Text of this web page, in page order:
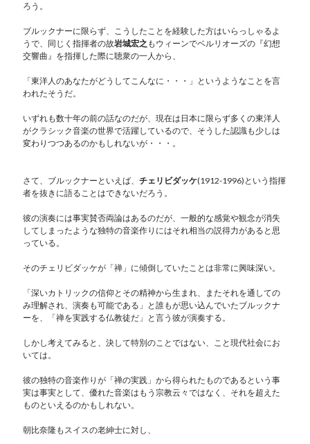
ろう。
ブルックナーに限らず、こうしたことを経験した方はいらっしゃるよ
うで、同じく指揮者の故岩城宏之 もウィーンでベルリオーズの『幻想
交響曲』を指揮した際に聴衆の一人から、
「東洋人のあなたがどうしてこんなに・・・」というようなことを言
われたそうだ。
いずれも数十年の前の話なのだが、現在は日本に限らず多くの東洋人
がクラシック音楽の世界で活躍しているので、そうした認識も少しは
変わりつつあるのかもしれないが・・・。
さて、ブルックナーといえば、チェリビダッケ(1912-1996)という指揮
者を抜きに語ることはできないだろう。
彼の演奏には事実賛否両論はあるのだが、一般的な感覚や観念が消失
してしまったような独特の音楽作りにはそれ相当の説得力があると思
っている。
そのチェリビダッケが「禅」に傾倒していたことは非常に興味深い。
「深いカトリックの信仰とその精神から生まれ、またそれを通しての
み理解され、演奏も可能である」と誰もが思い込んでいたブルックナ
ーを、「禅を実践する仏教徒だ」と言う彼が演奏する。
しかし考えてみると、決して特別のことではない、こと現代社会にお
いては。
彼の独特の音楽作りが「禅の実践」から得られたものであるという事
実は事実として、優れた音楽はもう宗教云々ではなく、それを超えた
ものといえるのかもしれない。
朝比奈隆もスイスの老紳士に対し、